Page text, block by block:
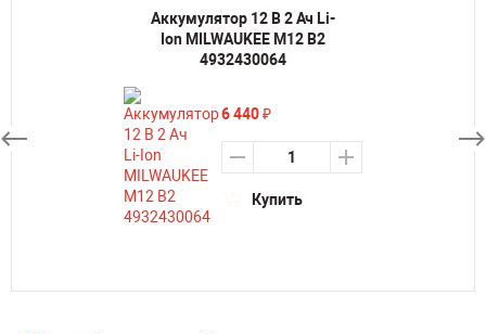
Аккумулятор 12 В 2 Ач Li-
Ion MILWAUKEE M12 B2
4932430064
6 440₽
Купить